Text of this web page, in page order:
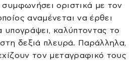
οριστικά με τον
αναμένεται να έρθει
υπογράψει, καλύπτοντας το
δεξιά πλευρά. Παράλληλα,
τον μεταγραφικό τους